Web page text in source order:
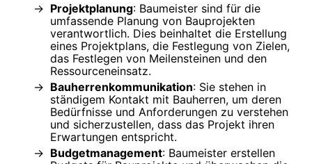
Projektplanung: Baumeister sind für die
umfassende Planung von Bauprojekten
verantwortlich. Dies beinhaltet die Erstellung
eines Projektplans, die Festlegung von Zielen,
das Festlegen von Meilensteinen und den
Ressourceneinsatz.
Bauherrenkommunikation: Sie stehen in
ständigem Kontakt mit Bauherren, um deren
Bedürfnisse und Anforderungen zu verstehen
und sicherzustellen, dass das Projekt ihren
Erwartungen entspricht.
Budgetmanagement: Baumeister erstellen